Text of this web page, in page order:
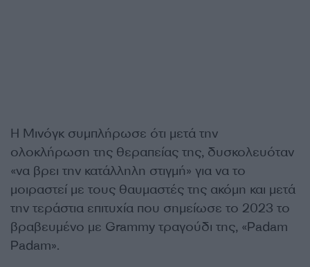
Η Μινόγκ συμπλήρωσε ότι μετά την
ολοκλήρωση της θεραπείας της, δυσκολευόταν
«να βρει την κατάλληλη στιγμή» για να το
μοιραστεί με τους θαυμαστές της ακόμη και μετά
την τεράστια επιτυχία που σημείωσε το 2023 το
βραβευμένο με Grammy τραγούδι της, «Padam
Padam».